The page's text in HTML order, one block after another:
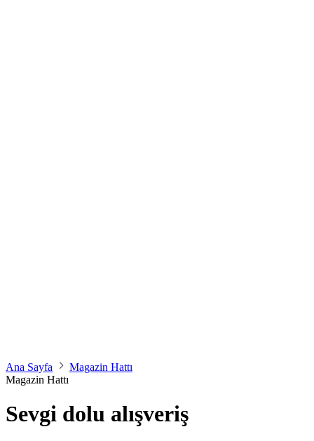
Ana Sayfa
Magazin Hattı
Magazin Hattı
Sevgi dolu alışveriş